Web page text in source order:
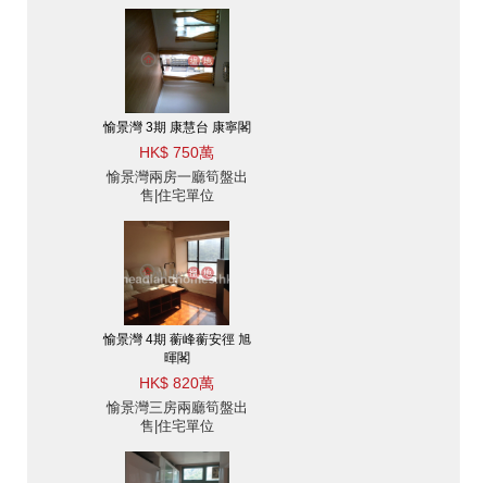
愉景灣 3期 康慧台 康寧閣
HK$ 750萬
愉景灣兩房一廳筍盤出
售|住宅單位
愉景灣 4期 蘅峰蘅安徑 旭
暉閣
HK$ 820萬
愉景灣三房兩廳筍盤出
售|住宅單位